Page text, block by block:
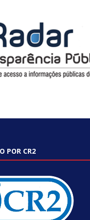
POR CR2